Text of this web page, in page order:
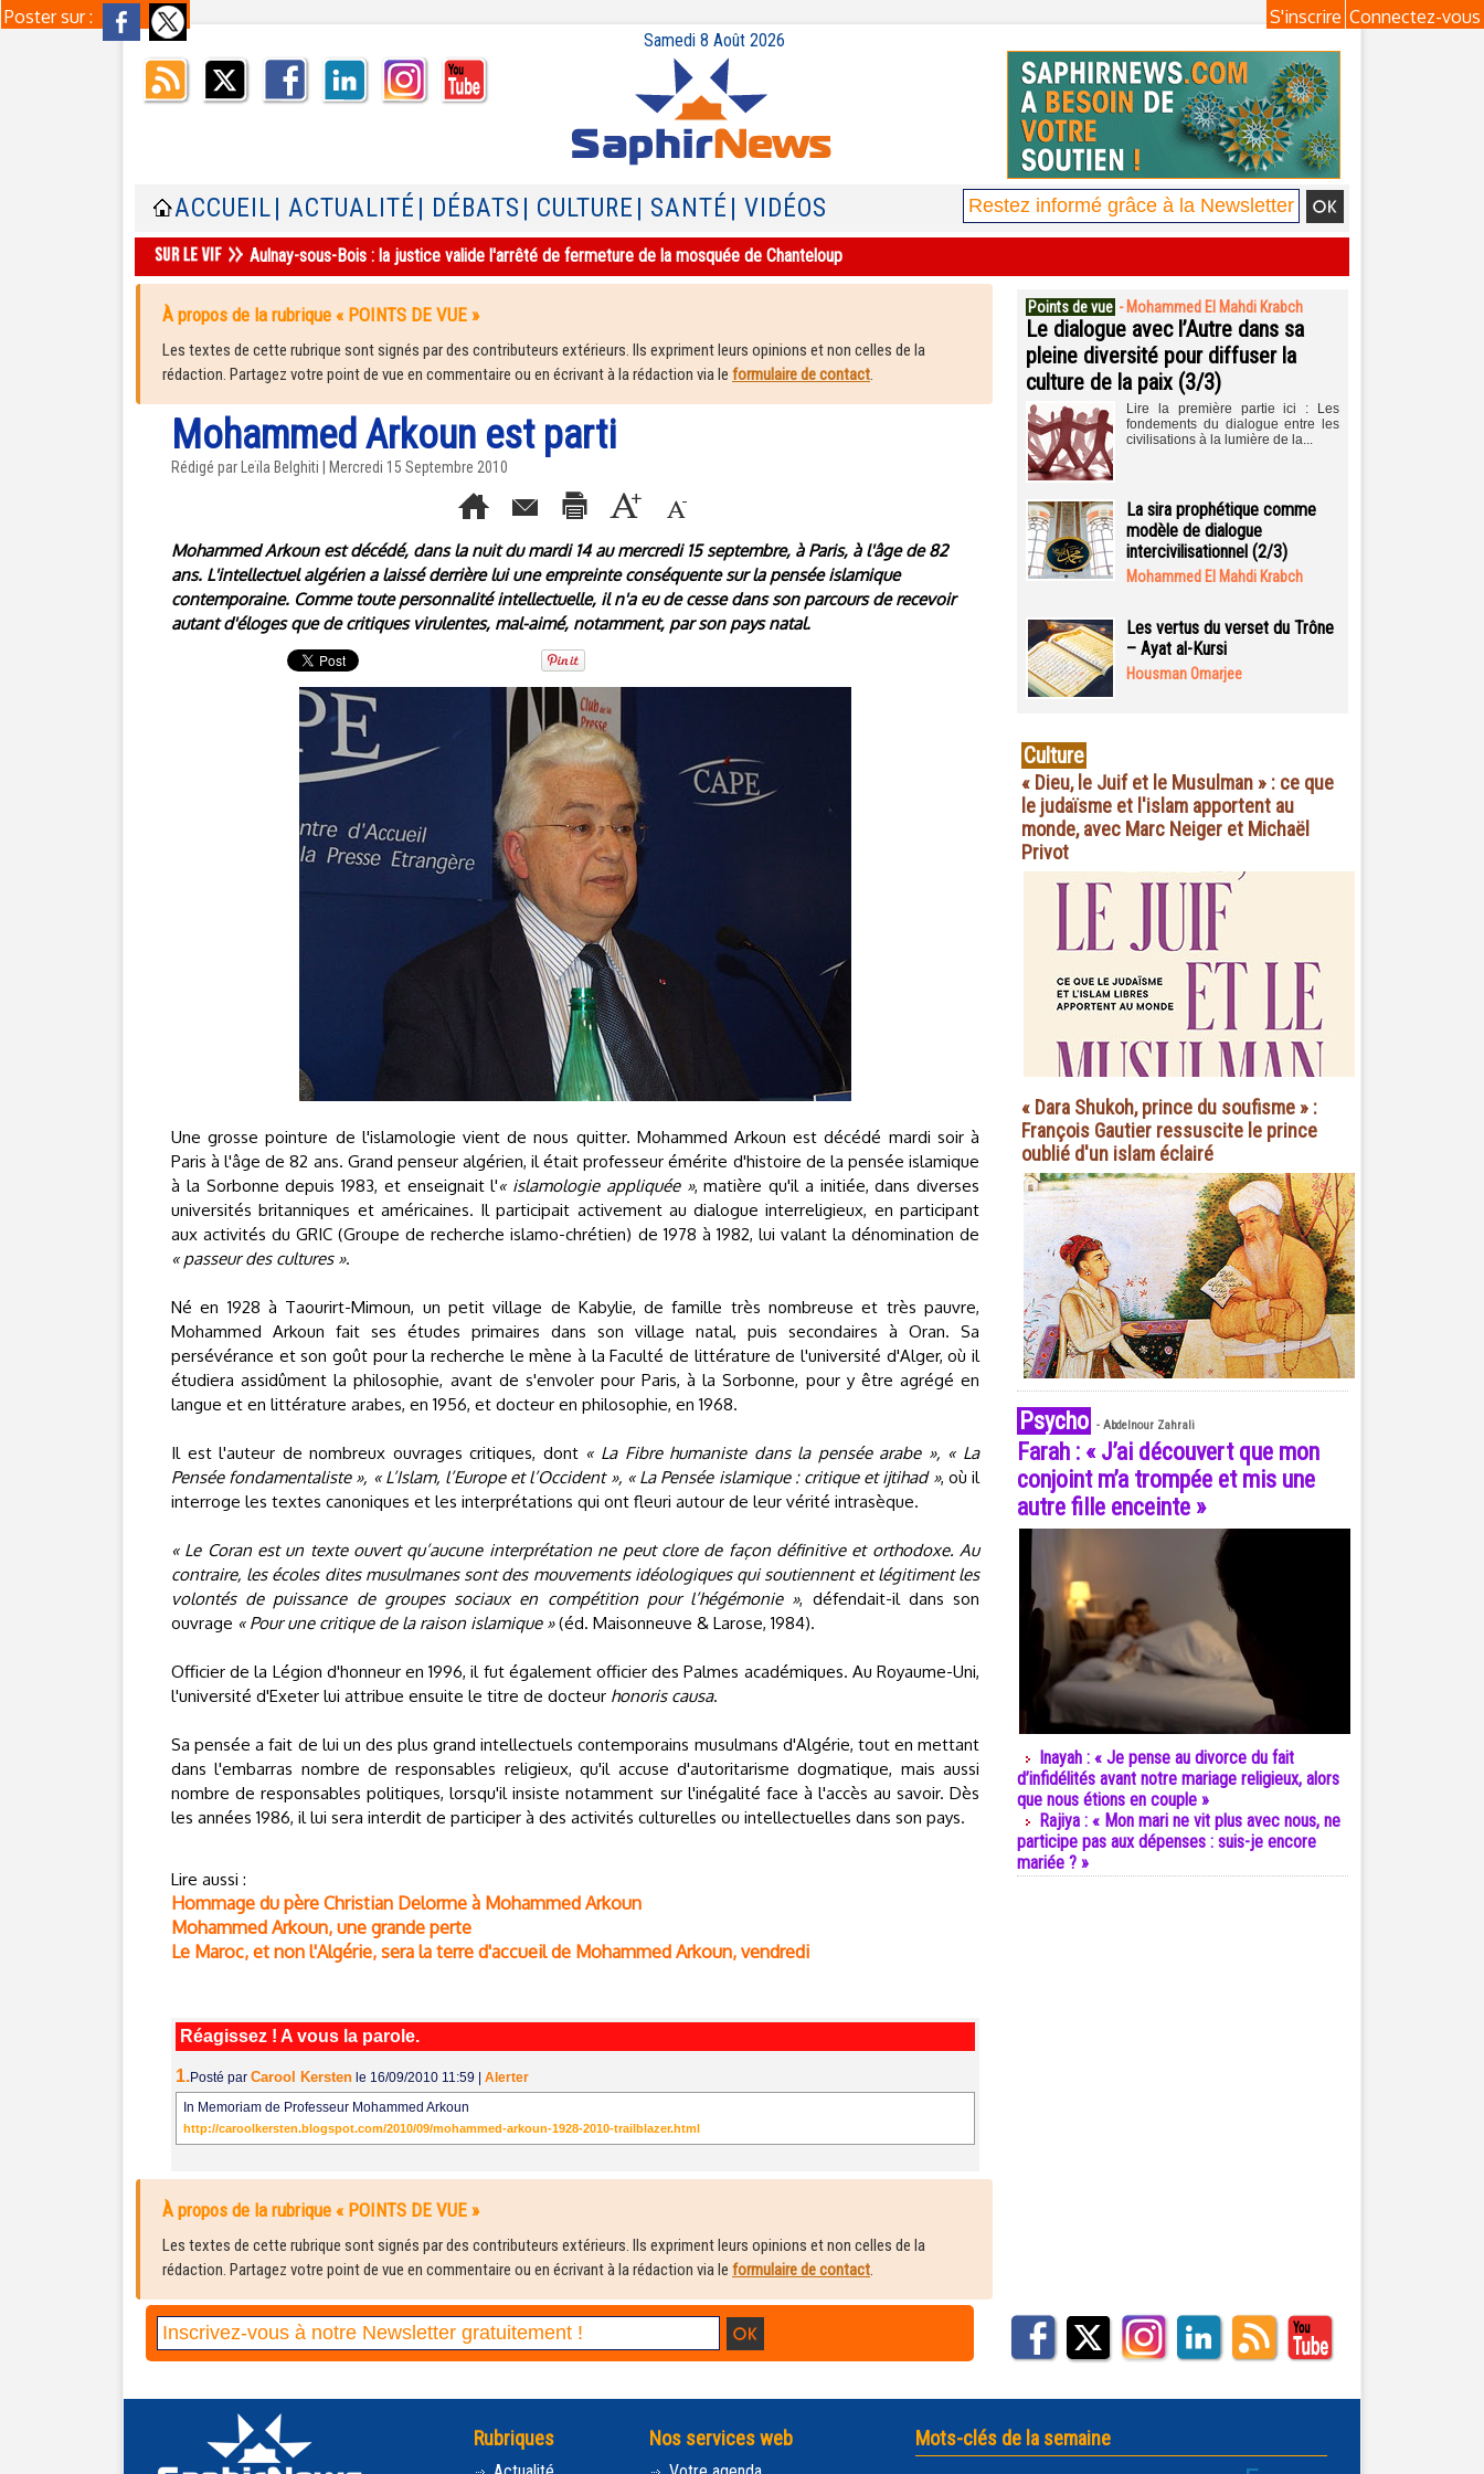
Poster sur : Connectez-vous
S'inscrire
Samedi 8 Août 2026
ACCUEIL | ACTUALITÉ | DÉBATS | CULTURE | SANTÉ | VIDÉOS
Aulnay-sous-Bois : la justice valide l'arrêté de fermeture de la mosquée de Chanteloup
À propos de la rubrique « POINTS DE VUE »
Les textes de cette rubrique sont signés par des contributeurs extérieurs. Ils expriment leurs opinions et non celles de la
rédaction. Partagez votre point de vue en commentaire ou en écrivant à la rédaction via le formulaire de contact.
Mohammed Arkoun est parti
Rédigé par Leïla Belghiti | Mercredi 15 Septembre 2010
Mohammed Arkoun est décédé, dans la nuit du mardi 14 au mercredi 15 septembre, à Paris, à l'âge de 82
ans. L'intellectuel algérien a laissé derrière lui une empreinte conséquente sur la pensée islamique
contemporaine. Comme toute personnalité intellectuelle, il n'a eu de cesse dans son parcours de recevoir
autant d'éloges que de critiques virulentes, mal-aimé, notamment, par son pays natal.
Une grosse pointure de l'islamologie vient de nous quitter. Mohammed Arkoun est décédé mardi soir à
Paris à l'âge de 82 ans. Grand penseur algérien, il était professeur émérite d'histoire de la pensée islamique
à la Sorbonne depuis 1983, et enseignait l'« islamologie appliquée », matière qu'il a initiée, dans diverses
universités britanniques et américaines. Il participait activement au dialogue interreligieux, en participant
aux activités du GRIC (Groupe de recherche islamo-chrétien) de 1978 à 1982, lui valant la dénomination de
« passeur des cultures ».
Né en 1928 à Taourirt-Mimoun, un petit village de Kabylie, de famille très nombreuse et très pauvre,
Mohammed Arkoun fait ses études primaires dans son village natal, puis secondaires à Oran. Sa
persévérance et son goût pour la recherche le mène à la Faculté de littérature de l'université d'Alger, où il
étudiera assidûment la philosophie, avant de s'envoler pour Paris, à la Sorbonne, pour y être agrégé en
langue et en littérature arabes, en 1956, et docteur en philosophie, en 1968.
Il est l'auteur de nombreux ouvrages critiques, dont « La Fibre humaniste dans la pensée arabe », « La
Pensée fondamentaliste », « L’Islam, l’Europe et l’Occident », « La Pensée islamique : critique et ijtihad », où il
interroge les textes canoniques et les interprétations qui ont fleuri autour de leur vérité intrasèque.
« Le Coran est un texte ouvert qu’aucune interprétation ne peut clore de façon définitive et orthodoxe. Au
contraire, les écoles dites musulmanes sont des mouvements idéologiques qui soutiennent et légitiment les
volontés de puissance de groupes sociaux en compétition pour l’hégémonie », défendait-il dans son
ouvrage « Pour une critique de la raison islamique »(éd. Maisonneuve & Larose, 1984).
Officier de la Légion d'honneur en 1996, il fut également officier des Palmes académiques. Au Royaume-Uni,
l'université d'Exeter lui attribue ensuite le titre de docteur honoris causa.
Sa pensée a fait de lui un des plus grand intellectuels contemporains musulmans d'Algérie, tout en mettant
dans l'embarras nombre de responsables religieux, qu'il accuse d'autoritarisme dogmatique, mais aussi
nombre de responsables politiques, lorsqu'il insiste notamment sur l'inégalité face à l'accès au savoir. Dès
les années 1986, il lui sera interdit de participer à des activités culturelles ou intellectuelles dans son pays.
Lire aussi :
Hommage du père Christian Delorme à Mohammed Arkoun
Mohammed Arkoun, une grande perte
Le Maroc, et non l'Algérie, sera la terre d'accueil de Mohammed Arkoun, vendredi
Réagissez ! A vous la parole.
1.Posté par Carool Kersten le 16/09/2010 11:59
Alerter
In Memoriam de Professeur Mohammed Arkoun
http://caroolkersten.blogspot.com/2010/09/mohammed-arkoun-1928-2010-trailblazer.html
À propos de la rubrique « POINTS DE VUE »
Les textes de cette rubrique sont signés par des contributeurs extérieurs. Ils expriment leurs opinions et non celles de la
rédaction. Partagez votre point de vue en commentaire ou en écrivant à la rédaction via le formulaire de contact.
Points de vue - Mohammed El Mahdi Krabch
Le dialogue avec l’Autre dans sa
pleine diversité pour diffuser la
culture de la paix (3/3)
Lire la première partie ici : Les
fondements du dialogue entre les
civilisations à la lumière de la...
La sira prophétique comme
modèle de dialogue
intercivilisationnel (2/3)
Mohammed El Mahdi Krabch
Les vertus du verset du Trône
– Ayat al-Kursi
Housman Omarjee
Culture
« Dieu, le Juif et le Musulman » : ce que
le judaïsme et l'islam apportent au
monde, avec Marc Neiger et Michaël
Privot
« Dara Shukoh, prince du soufisme » :
François Gautier ressuscite le prince
oublié d'un islam éclairé
Psycho - Abdelnour Zahrali
Farah : « J’ai découvert que mon
conjoint m’a trompée et mis une
autre fille enceinte »
Inayah : « Je pense au divorce du fait
d’infidélités avant notre mariage religieux, alors
que nous étions en couple »
Rajiya : « Mon mari ne vit plus avec nous, ne
participe pas aux dépenses : suis-je encore
mariée ? »
Rubriques Nos services web Mots-clés de la semaine